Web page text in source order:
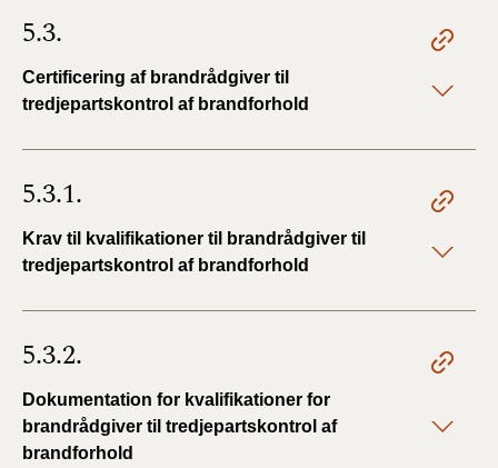
5.3.
Certificering af brandrådgiver til
tredjepartskontrol af brandforhold
5.3.1.
Krav til kvalifikationer til brandrådgiver til
tredjepartskontrol af brandforhold
5.3.2.
Dokumentation for kvalifikationer for
brandrådgiver til tredjepartskontrol af
brandforhold